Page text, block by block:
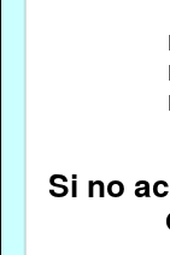
Si no